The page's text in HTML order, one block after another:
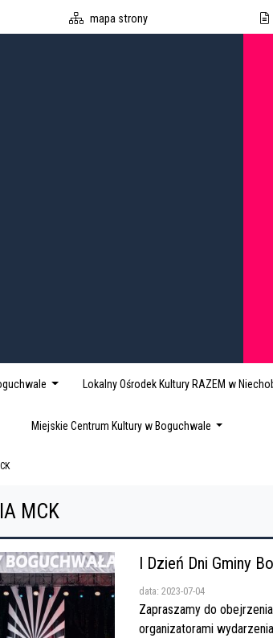
mapa strony
Lokalny Ośrodek Kultury RAZEM w
Miejskie Centrum Kultury w Boguchwale
MCK
I Dzień Dni Gminy
data: 2023-07-04
Zapraszamy do
organizatorami